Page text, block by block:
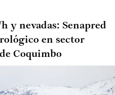
y nevadas: Senapred
en sector
Coquimbo